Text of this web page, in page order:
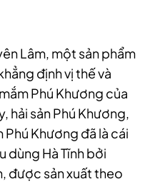
Lâm, một sản phẩm
định vị thế và
Phú Khương của
hải sản Phú Khương,
Phú Khương đã là cái
dùng Hà Tĩnh bởi
được sản xuất theo